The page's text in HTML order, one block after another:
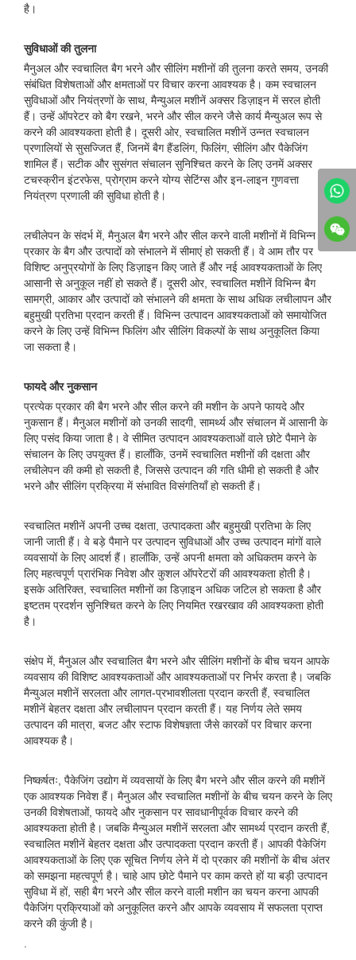
है।
सुविधाओं की तुलना
मैनुअल और स्वचालित बैग भरने और सीलिंग मशीनों की तुलना करते समय, उनकी
संबंधित विशेषताओं और क्षमताओं पर विचार करना आवश्यक है। कम स्वचालन
सुविधाओं और नियंत्रणों के साथ, मैन्युअल मशीनें अक्सर डिज़ाइन में सरल होती
हैं। उन्हें ऑपरेटर को बैग रखने, भरने और सील करने जैसे कार्य मैन्युअल रूप से
करने की आवश्यकता होती है। दूसरी ओर, स्वचालित मशीनें उन्नत स्वचालन
प्रणालियों से सुसज्जित हैं, जिनमें बैग हैंडलिंग, फिलिंग, सीलिंग और पैकेजिंग
शामिल हैं। सटीक और सुसंगत संचालन सुनिश्चित करने के लिए उनमें अक्सर
टचस्क्रीन इंटरफेस, प्रोग्राम करने योग्य सेटिंग्स और इन-लाइन गुणवत्ता
नियंत्रण प्रणाली की सुविधा होती है।
लचीलेपन के संदर्भ में, मैनुअल बैग भरने और सील करने वाली मशीनों में विभिन्न
प्रकार के बैग और उत्पादों को संभालने में सीमाएं हो सकती हैं। वे आम तौर पर
विशिष्ट अनुप्रयोगों के लिए डिज़ाइन किए जाते हैं और नई आवश्यकताओं के लिए
आसानी से अनुकूल नहीं हो सकते हैं। दूसरी ओर, स्वचालित मशीनें विभिन्न बैग
सामग्री, आकार और उत्पादों को संभालने की क्षमता के साथ अधिक लचीलापन और
बहुमुखी प्रतिभा प्रदान करती हैं। विभिन्न उत्पादन आवश्यकताओं को समायोजित
करने के लिए उन्हें विभिन्न फिलिंग और सीलिंग विकल्पों के साथ अनुकूलित किया
जा सकता है।
फायदे और नुकसान
प्रत्येक प्रकार की बैग भरने और सील करने की मशीन के अपने फायदे और
नुकसान हैं। मैनुअल मशीनों को उनकी सादगी, सामर्थ्य और संचालन में आसानी के
लिए पसंद किया जाता है। वे सीमित उत्पादन आवश्यकताओं वाले छोटे पैमाने के
संचालन के लिए उपयुक्त हैं। हालाँकि, उनमें स्वचालित मशीनों की दक्षता और
लचीलेपन की कमी हो सकती है, जिससे उत्पादन की गति धीमी हो सकती है और
भरने और सीलिंग प्रक्रिया में संभावित विसंगतियाँ हो सकती हैं।
स्वचालित मशीनें अपनी उच्च दक्षता, उत्पादकता और बहुमुखी प्रतिभा के लिए
जानी जाती हैं। वे बड़े पैमाने पर उत्पादन सुविधाओं और उच्च उत्पादन मांगों वाले
व्यवसायों के लिए आदर्श हैं। हालाँकि, उन्हें अपनी क्षमता को अधिकतम करने के
लिए महत्वपूर्ण प्रारंभिक निवेश और कुशल ऑपरेटरों की आवश्यकता होती है।
इसके अतिरिक्त, स्वचालित मशीनों का डिज़ाइन अधिक जटिल हो सकता है और
इष्टतम प्रदर्शन सुनिश्चित करने के लिए नियमित रखरखाव की आवश्यकता होती
है।
संक्षेप में, मैनुअल और स्वचालित बैग भरने और सीलिंग मशीनों के बीच चयन आपके
व्यवसाय की विशिष्ट आवश्यकताओं और आवश्यकताओं पर निर्भर करता है। जबकि
मैन्युअल मशीनें सरलता और लागत-प्रभावशीलता प्रदान करती हैं, स्वचालित
मशीनें बेहतर दक्षता और लचीलापन प्रदान करती हैं। यह निर्णय लेते समय
उत्पादन की मात्रा, बजट और स्टाफ विशेषज्ञता जैसे कारकों पर विचार करना
आवश्यक है।
निष्कर्षतः, पैकेजिंग उद्योग में व्यवसायों के लिए बैग भरने और सील करने की मशीनें
एक आवश्यक निवेश हैं। मैनुअल और स्वचालित मशीनों के बीच चयन करने के लिए
उनकी विशेषताओं, फायदे और नुकसान पर सावधानीपूर्वक विचार करने की
आवश्यकता होती है। जबकि मैन्युअल मशीनें सरलता और सामर्थ्य प्रदान करती हैं,
स्वचालित मशीनें बेहतर दक्षता और उत्पादकता प्रदान करती हैं। आपकी पैकेजिंग
आवश्यकताओं के लिए एक सूचित निर्णय लेने में दो प्रकार की मशीनों के बीच अंतर
को समझना महत्वपूर्ण है। चाहे आप छोटे पैमाने पर काम करते हों या बड़ी उत्पादन
सुविधा में हों, सही बैग भरने और सील करने वाली मशीन का चयन करना आपकी
पैकेजिंग प्रक्रियाओं को अनुकूलित करने और आपके व्यवसाय में सफलता प्राप्त
करने की कुंजी है।